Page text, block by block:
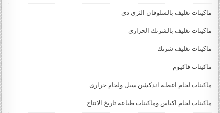
ماكينات تغليف بالسلوفان الثري دي
ماكينات تغليف بالشرنك الحراري
ماكينات تغليف شرنك
ماكينات فاكيوم
ماكينات لحام اغطية اندكشن سيل ولحام حرارى
ماكينات لحام اكياس وماكينات طباعة تاريخ الانتاج